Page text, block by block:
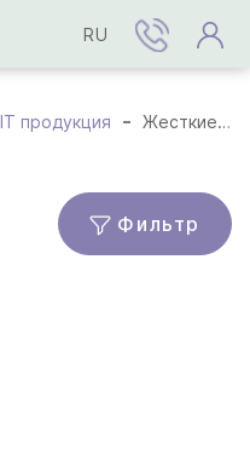
RU
IT продукция Жесткие диски (HDD)
Фильтр